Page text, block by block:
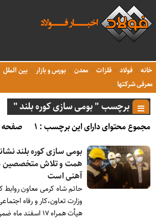
خانه فولاد فلزات معدن بورس و بازار بین الملل
معرفی شرکتها
برچسب " بومی سازی کوره بلند "
مجموع محتوای دارای این برچسب : ۱
صفحه ۱ از ۱
بومی سازی کوره بلند
همت و تلاش متخصصین
آهنی است
حاتم شاه کرمی معاون روابط
وزارت تعاون،کار و رفاه
هیأت همراه ۱۷ اسفند